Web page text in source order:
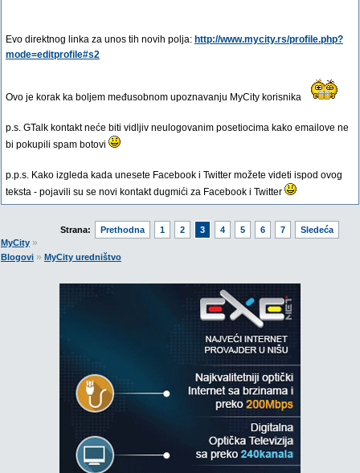
Evo direktnog linka za unos tih novih polja: http://www.mycity.rs/profile.php?
mode=editprofile#s2
Ovo je korak ka boljem međusobnom upoznavanju MyCity korisnika
p.s. GTalk kontakt neće biti vidljiv neulogovanim posetiocima kako emailove ne
bi pokupili spam botovi
p.p.s. Kako izgleda kada unesete Facebook i Twitter možete videti ispod ovog
teksta - pojavili su se novi kontakt dugmići za Facebook i Twitter
Strana: Prethodna 1 2 3 4 5 6 7
Sledeća
MyCity »
Blogovi » MyCity uredništvo